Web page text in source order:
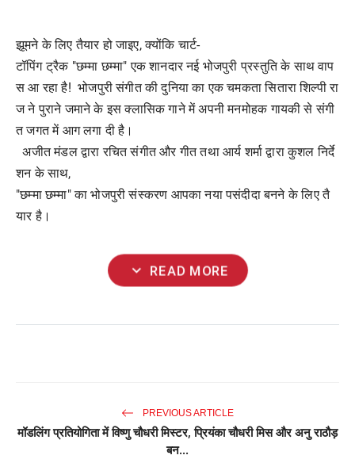
झूमने के लिए तैयार हो जाइए,क्योंकि चार्ट-
टॉपिंग ट्रैक"छम्मा छम्मा"एक शानदार नई भोजपुरी प्रस्तुति के साथ वाप
स आ रहा है! भोजपुरी संगीत की दुनिया का एक चमकता सितारा शिल्पी रा
ज ने पुराने जमाने के इस क्लासिक गाने में अपनी मनमोहक गायकी से संगी
त जगत में आग लगा दी है।
अजीत मंडल द्वारा रचित संगीत और गीत तथा आर्य शर्मा द्वारा कुशल निर्दे
शन के साथ,
"छम्मा छम्मा"का भोजपुरी संस्करण आपका नया पसंदीदा बनने के लिए तै
यार है।
expand_more READ MORE
PREVIOUS ARTICLE
मॉडलिंग प्रतियोगिता में विष्णु चौधरी मिस्टर, प्रियंका चौधरी मिस और अनु राठौड़
बन...